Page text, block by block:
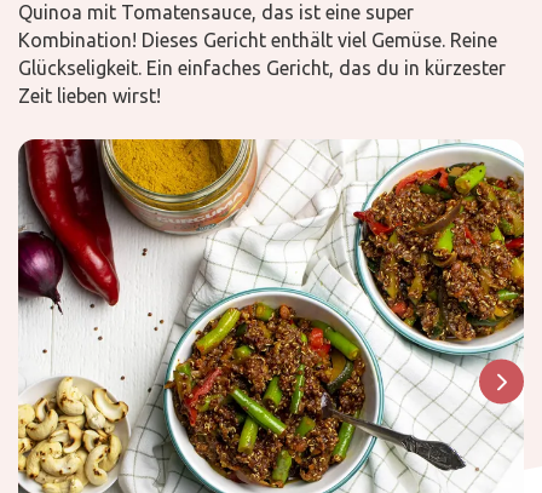
Kontakt
Quinoa mit Tomatensauce, das ist eine super
Kombination! Dieses Gericht enthält viel Gemüse. Reine
Glückseligkeit. Ein einfaches Gericht, das du in kürzester
Zeit lieben wirst!